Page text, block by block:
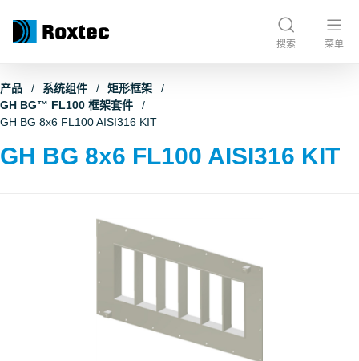
搜索 菜单
产品 系统组件
矩形框架
GH BG™ FL100 框架套件
GH BG 8x6 FL100 AISI316 KIT
GH BG 8x6 FL100 AISI316 KIT